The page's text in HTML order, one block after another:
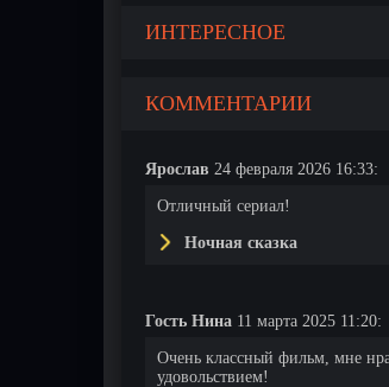
ИНТЕРЕСНОЕ
КОММЕНТАРИИ
Ярослав 24 февраля 2026 16:33:
Отличный сериал!
Ночная сказка
Гость Нина 11 марта 2025 11:20:
Очень классный фильм, мне
удовольствием!
17 серия 18 серия